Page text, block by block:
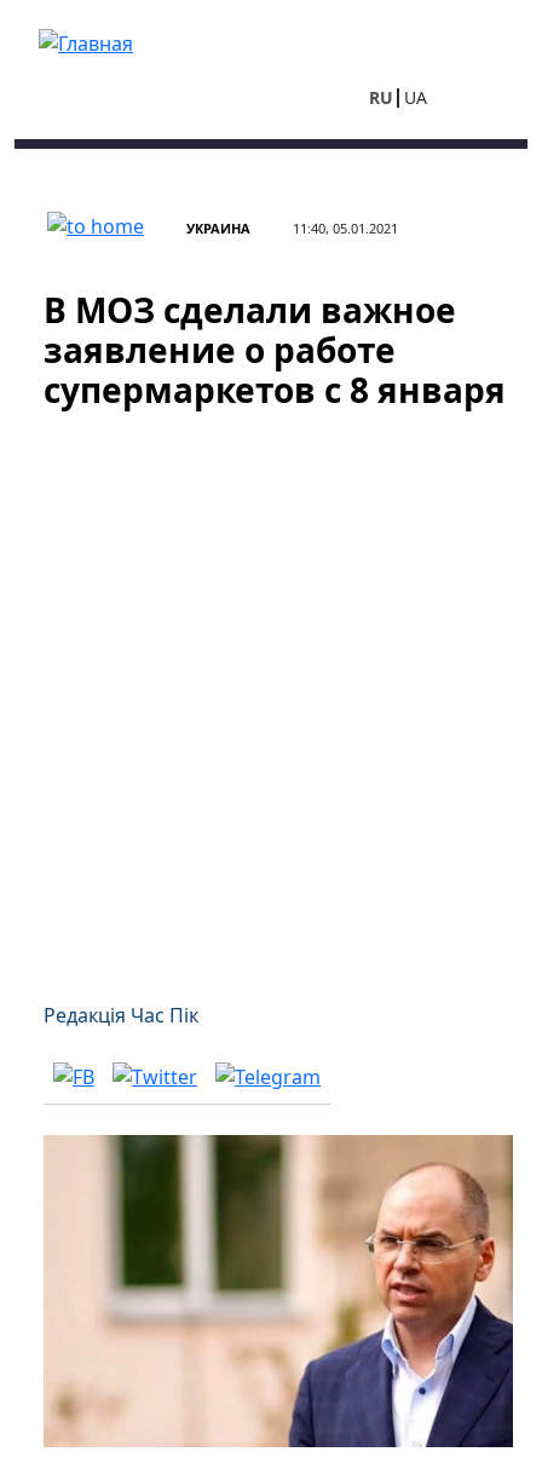
RU UA
УКРАИНА 11:40, 05.01.2021
В МОЗ сделали важное
заявление о работе
супермаркетов с 8 января
Редакція Час Пік